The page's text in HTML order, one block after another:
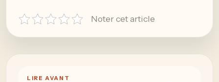
Noter cet article
LIRE AVANT